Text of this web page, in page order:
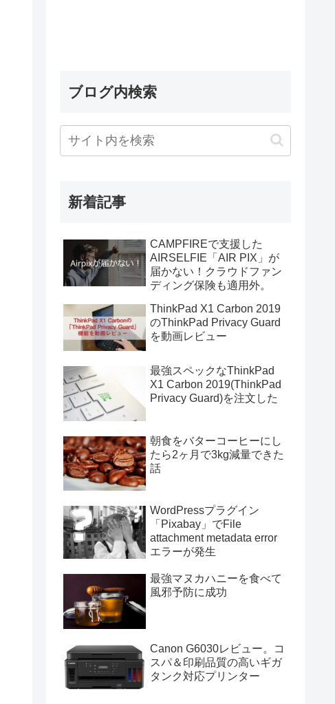
ブログ内検索
新着記事
CAMPFIREで支援した
AIRSELFIE「AIR PIX」が
届かない！クラウドファン
ディング保険も適用外。
ThinkPad X1 Carbon 2019
のThinkPad Privacy Guard
を動画レビュー
最強スペックなThinkPad
X1 Carbon 2019(ThinkPad
Privacy Guard)を注文した
朝食をバターコーヒーにし
たら2ヶ月で3kg減量できた
話
WordPressプラグイン
「Pixabay」でFile
attachment metadata error
エラーが発生
最強マヌカハニーを食べて
風邪予防に成功
Canon G6030レビュー。コ
スパ＆印刷品質の高いギガ
タンク対応プリンター